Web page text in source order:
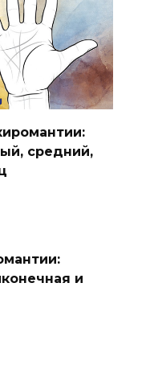
средний,
и